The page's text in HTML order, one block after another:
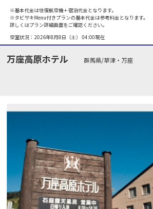
※基本代金は往復航空機＋宿泊代金となります。
※タビサキMenu付きプランの基本代金は参考料金となります。
詳しくはプラン詳細画面をご確認ください。
空室状況： 2026年8月8日（土） 04:00現在
万座高原ホテル
群馬県/草津・万座